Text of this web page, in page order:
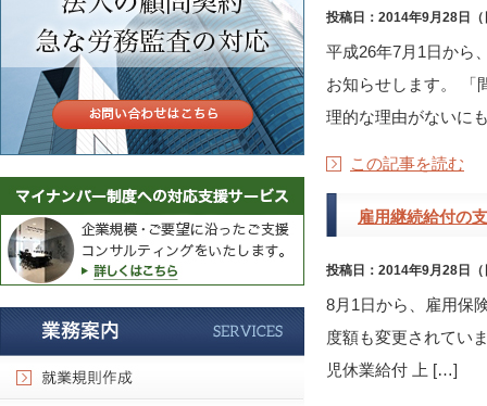
投稿日：2014年9月28日（
平成26年7月1日から
お知らせします。 「
理的な理由がないに
この記事を読む
雇用継続給付の
投稿日：2014年9月28日（
8月1日から、雇用保
度額も変更されてい
児休業給付 上 […]